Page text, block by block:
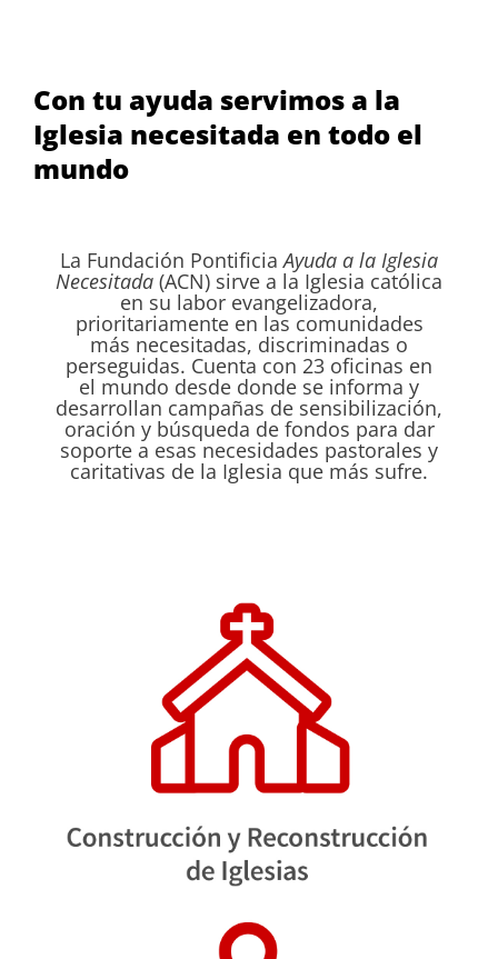
Con tu ayuda servimos a la
Iglesia necesitada en todo el
mundo
La Fundación PontificiaAyuda a la Iglesia
Necesitada (ACN) sirve a la Iglesia católica
en su labor evangelizadora,
prioritariamente en las comunidades
más necesitadas, discriminadas o
perseguidas. Cuenta con 23 oficinas en
el mundo desde donde se informa y
desarrollan campañas de sensibilización,
oración y búsqueda de fondos para dar
soporte a esas necesidades pastorales y
caritativas de la Iglesia que más sufre.